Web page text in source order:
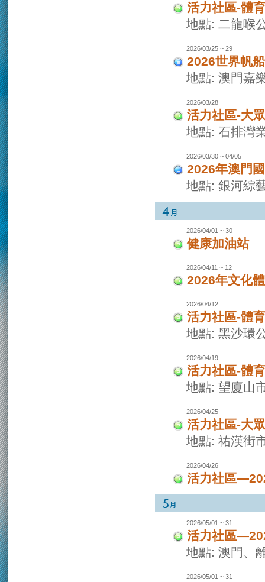
活力社區-體
地點: 二龍喉
2026/03/25 ~ 29
2026世界帆
地點: 澳門嘉
2026/03/28
活力社區-大
地點: 石排灣
2026/03/30 ~ 04/05
2026年澳門
地點: 銀河綜
2026/04/01 ~ 30
健康加油站
2026/04/11 ~ 12
2026年文化
2026/04/12
活力社區-體
地點: 黑沙環
2026/04/19
活力社區-體
地點: 望廈山
2026/04/25
活力社區-大
地點: 祐漢街
2026/04/26
活力社區
2026/05/01 ~ 31
活力社區
地點: 澳門、
2026/05/01 ~ 31